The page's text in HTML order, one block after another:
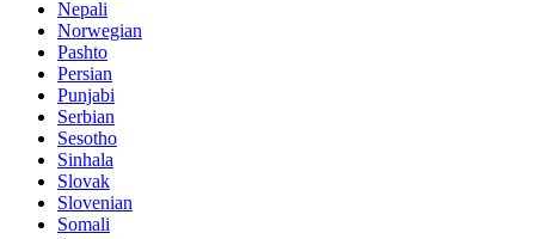
Nepali
Norwegian
Pashto
Persian
Punjabi
Serbian
Sesotho
Sinhala
Slovak
Slovenian
Somali